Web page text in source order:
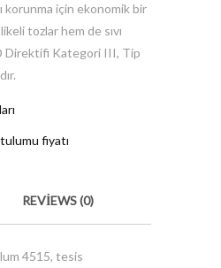
korunma için ekonomik bir
tozlar hem de sıvı
Direktifi Kategori III, Tip
fiyatı
REVIEWS (0)
4515, tesis